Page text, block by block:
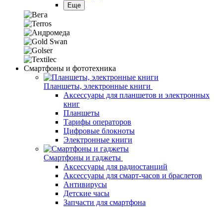
Еще
Смартфоны и фототехника
Планшеты, электронные книги
Аксессуары для планшетов и электронных
книг
Планшеты
Тарифы операторов
Цифровые блокноты
Электронные книги
Смартфоны и гаджеты
Аксессуары для радиостанций
Аксессуары для смарт-часов и браслетов
Антивирусы
Детские часы
Запчасти для смартфона